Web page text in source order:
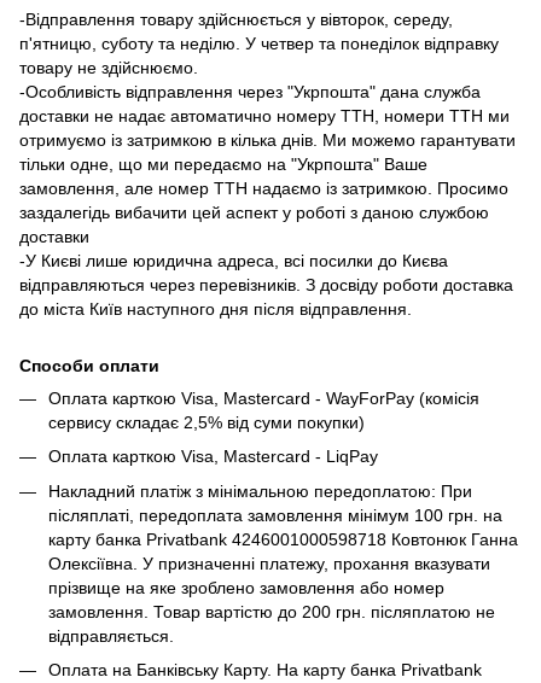
-Відправлення товару здійснюється у вівторок, середу,
п'ятницю, суботу та неділю. У четвер та понеділок відправку
товару не здійснюємо.
-Особливість відправлення через "Укрпошта" дана служба
доставки не надає автоматично номеру ТТН, номери ТТН ми
отримуємо із затримкою в кілька днів. Ми можемо гарантувати
тільки одне, що ми передаємо на "Укрпошта" Ваше
замовлення, але номер ТТН надаємо із затримкою. Просимо
заздалегідь вибачити цей аспект у роботі з даною службою
доставки
-У Києві лише юридична адреса, всі посилки до Києва
відправляються через перевізників. З досвіду роботи доставка
до міста Київ наступного дня після відправлення.
Способи оплати
Оплата карткою Visa, Mastercard - WayForPay (комісія
сервису складає 2,5% від суми покупки)
Оплата карткою Visa, Mastercard - LiqPay
Накладний платіж з мінімальною передоплатою: При
післяплаті, передоплата замовлення мінімум 100 грн. на
карту банка Privatbank 4246001000598718 Ковтонюк Ганна
Олексіївна. У призначенні платежу, прохання вказувати
прізвище на яке зроблено замовлення або номер
замовлення. Товар вартістю до 200 грн. післяплатою не
відправляється.
Оплата на Банківську Карту. На карту банка Privatbank